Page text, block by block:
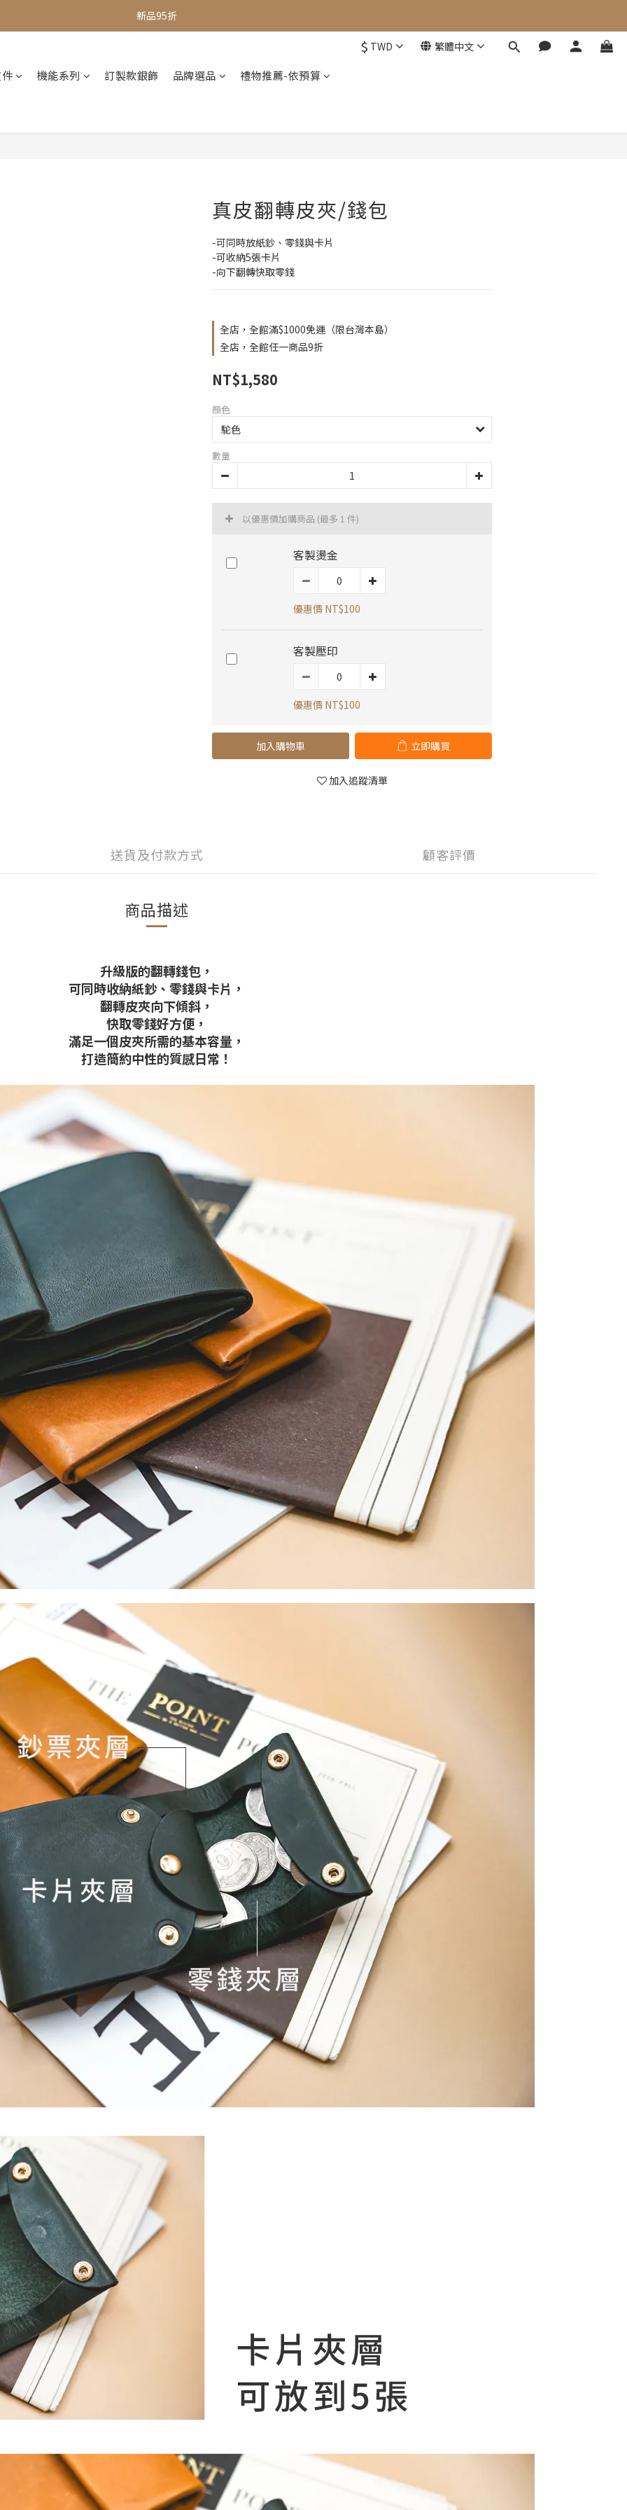
全館滿$1000即享免運
$ TWD 繁體中文
機能系列 訂製款銀飾 品牌選品 禮物推薦-依預算
真皮翻轉皮夾/錢包
-可同時放紙鈔、零錢與卡片
-可收納5張卡片
-向下翻轉快取零錢
全店，全館滿$1000免運（限台灣本島）
全店，全館任一商品9折
NT$1,580
顏色
數量
以優惠價加購商品 (最多 1 件)
客製燙金
優惠價 NT$100
客製壓印
優惠價 NT$100
加入購物車 立即購買
加入追蹤清單
送貨及付款方式 顧客評價
商品描述
升級版的翻轉錢包，
可同時收納紙鈔、零錢與卡片，
翻轉皮夾向下傾斜，
快取零錢好方便，
滿足一個皮夾所需的基本容量，
打造簡約中性的質感日常！